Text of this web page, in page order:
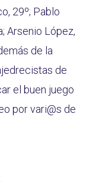
29º; Pablo
Arsenio López,
de la
de
el buen juego
por vari@s de